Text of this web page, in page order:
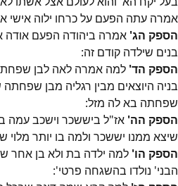
אמרה עתה הפעם על כרחו ילוה אישי
הספק הג' אמרה ביהודה הפעם אודה
בנים שילדה קודם זה:
הספק הד' למה אמרה לאה לבן שפחתה
בניה היוצאים מבין רגליה מבן
שפחתה בא לה מזל:
הספק הה' אז"ל ביששכר וישכב עמה
שיצא ממנו יששכר ולמה בו יותר מלוי
הספק הו' למה ילדה בת ולא בן אחר
הבני' נולדו בהשגחה פרטי':